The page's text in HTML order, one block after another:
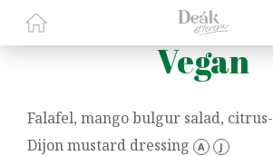
Vegan
Falafel, mango bulgur salad, citrus-
Dijon mustard dressing
A J